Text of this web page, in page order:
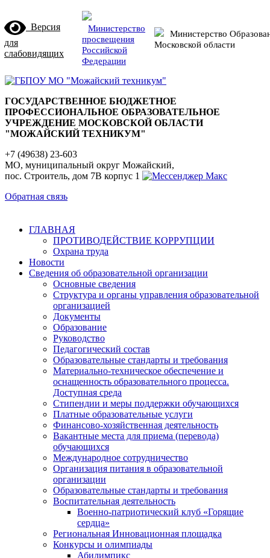
Версия
для
слабовидящих
Министерство
просвещения
Российской
Федерации
Министерство
Московской области
ГОСУДАРСТВЕННОЕ БЮДЖЕТНОЕ
ПРОФЕССИОНАЛЬНОЕ ОБРАЗОВАТЕЛЬНОЕ
УЧРЕЖДЕНИЕ МОСКОВСКОЙ ОБЛАСТИ
"МОЖАЙСКИЙ ТЕХНИКУМ"
+7 (49638) 23-603
МО, муниципальный округ Можайский,
пос. Строитель, дом 7В корпус 1
Обратная связь
ГЛАВНАЯ
ПРОТИВОДЕЙСТВИЕ КОРРУПЦИИ
Охрана труда
Новости
Сведения об образовательной организации
Основные сведения
Структура и органы управления образовательной
организацией
Документы
Образование
Руководство
Педагогический состав
Образовательные стандарты и требования
Материально-техническое обеспечение и
оснащенность образовательного процесса.
Доступная среда
Стипендии и меры поддержки обучающихся
Платные образовательные услуги
Финансово-хозяйственная деятельность
Вакантные места для приема (перевода)
обучающихся
Международное сотрудничество
Организация питания в образовательной
организации
Образовательные стандарты и требования
Воспитательная деятельность
Военно-патриотический клуб «Горящие
сердца»
Региональная Инновационная площадка
Конкурсы и олимпиады
Абилимпикс